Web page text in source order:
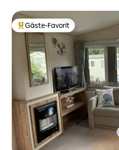
Beliebter Gäste-Favorit.
Gäste-Favorit